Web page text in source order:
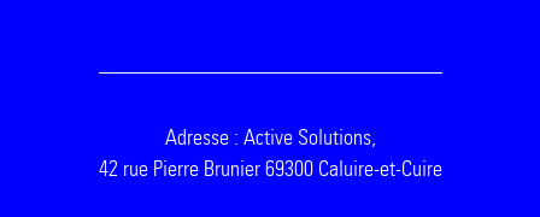
Adresse : Active Solutions,
42 rue Pierre Brunier 69300 Caluire-et-Cuire